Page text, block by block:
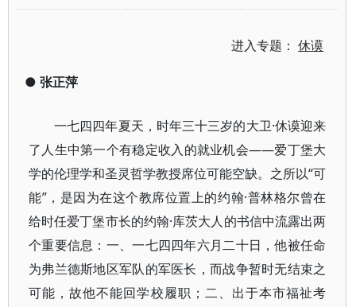
进入专题：休谟
● 张正萍
一七四四年夏天，时年三十三岁的大卫·休谟迎来
了人生中第一个有稳定收入的就业机会——爱丁堡大
学的伦理学和圣灵哲学教授席位可能空缺。之所以“可
能”，是因为在这个教席位置上的约翰·普林格尔曾在
给时任爱丁堡市长的约翰·库茨大人的书信中流露出两
个重要信息：一、一七四四年六月二十日，他被任命
为弗兰德斯地区军队的军医长，而战争暂时无结束之
可能，故他不能回学校履职；二、出于本市福祉考